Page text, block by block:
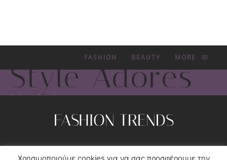
FASHION BEAUTY MORE
Style Adorés
Fashion Trends
FASHION TRENDS
Χρησιμοποιούμε cookies για να σας προσφέρουμε την